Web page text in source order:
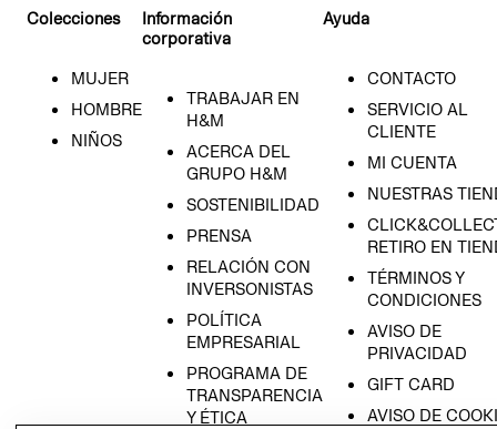
Colecciones
MUJER
HOMBRE
NIÑOS
Información
corporativa
TRABAJAR EN
H&M
ACERCA DEL
GRUPO H&M
SOSTENIBILIDAD
PRENSA
RELACIÓN CON
INVERSONISTAS
POLÍTICA
EMPRESARIAL
PROGRAMA DE
TRANSPARENCIA
Y ÉTICA
Ayuda
CONTACTO
SERVICIO AL
CLIENTE
MI CUENTA
NUESTRAS
RETIRO EN
TÉRMINOS Y
CONDICIONES
AVISO DE
PRIVACIDAD
GIFT CARD
AVISO DE